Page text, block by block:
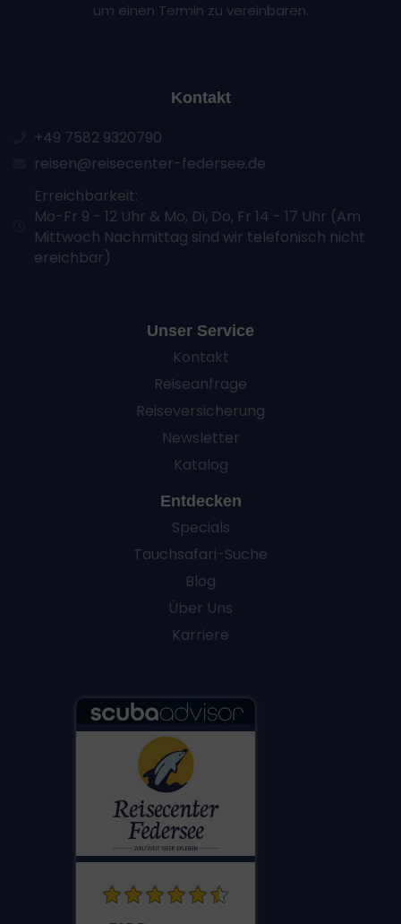
um einen Termin zu vereinbaren.
Kontakt
+49 7582 9320790
reisen@reisecenter-federsee.de
Erreichbarkeit:
Mo-Fr 9 - 12 Uhr & Mo, Di, Do, Fr 14 - 17 Uhr (Am
Mittwoch Nachmittag sind wir telefonisch nicht
ereichbar)
Unser Service
Kontakt
Reiseanfrage
Reiseversicherung
Newsletter
Katalog
Entdecken
Specials
Tauchsafari-Suche
Blog
Über Uns
Karriere